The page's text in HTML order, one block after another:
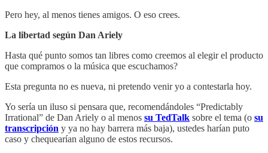
Pero hey, al menos tienes amigos. O eso crees.
La libertad según Dan Ariely
Hasta qué punto somos tan libres como creemos al elegir el producto
que compramos o la música que escuchamos?
Esta pregunta no es nueva, ni pretendo venir yo a contestarla hoy.
Yo sería un iluso si pensara que, recomendándoles “Predictably
Irrational” de Dan Ariely o al menos su TedTalk sobre el tema (o su
transcripción y ya no hay barrera más baja), ustedes harían puto
caso y chequearían alguno de estos recursos.